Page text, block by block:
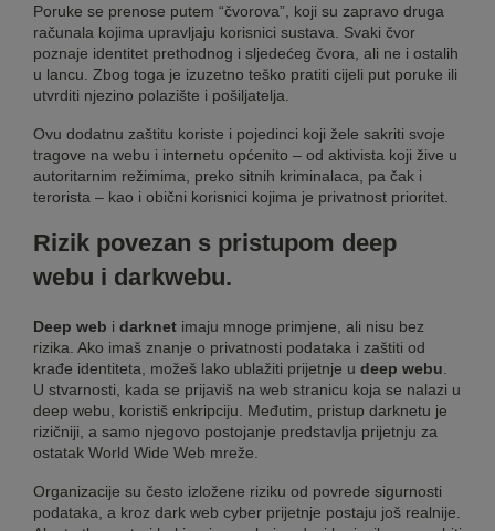
Poruke se prenose putem “čvorova”, koji su zapravo druga
računala kojima upravljaju korisnici sustava. Svaki čvor
poznaje identitet prethodnog i sljedećeg čvora, ali ne i ostalih
u lancu. Zbog toga je izuzetno teško pratiti cijeli put poruke ili
utvrditi njezino polazište i pošiljatelja.
Ovu dodatnu zaštitu koriste i pojedinci koji žele sakriti svoje
tragove na webu i internetu općenito – od aktivista koji žive u
autoritarnim režimima, preko sitnih kriminalaca, pa čak i
terorista – kao i obični korisnici kojima je privatnost prioritet.
Rizik povezan s pristupom deep
webu i darkwebu.
Deep web i darknet imaju mnoge primjene, ali nisu bez
rizika. Ako imaš znanje o privatnosti podataka i zaštiti od
krađe identiteta, možeš lako ublažiti prijetnje u deep webu
U stvarnosti, kada se prijaviš na web stranicu koja se nalazi u
deep webu, koristiš enkripciju. Međutim, pristup darknetu je
rizičniji, a samo njegovo postojanje predstavlja prijetnju za
ostatak World Wide Web mreže.
Organizacije su često izložene riziku od povrede sigurnosti
podataka, a kroz dark web cyber prijetnje postaju još realnije.